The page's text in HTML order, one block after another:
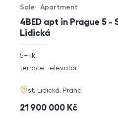
4BED apt in Prague 5 -
Lidická
Offer type
Sale
Property type
Apartment
rozměry
5+kk
funkce
terrace elevator
adresa
st. Lidická, Praha
cena
21 900 000 Kč